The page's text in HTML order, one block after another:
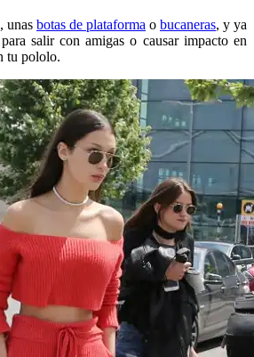
unas botas de plataforma o bucaneras, y ya
salir con amigas o causar impacto en
tu pololo.